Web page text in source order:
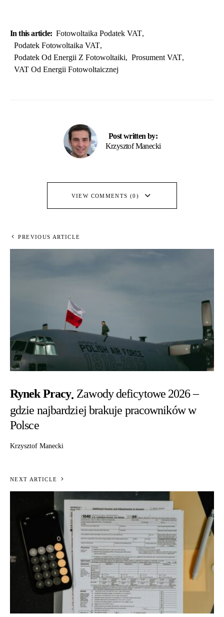
In this article: Fotowoltaika Podatek VAT,
Podatek Fotowoltaika VAT,
Podatek Od Energii Z Fotowoltaiki, Prosument VAT,
VAT Od Energii Fotowoltaicznej
Post written by:
Krzysztof Manecki
VIEW COMMENTS (0)
PREVIOUS ARTICLE
Rynek Pracy Zawody deficytowe 2026 –
gdzie najbardziej brakuje pracowników w
Polsce
Krzysztof Manecki
NEXT ARTICLE